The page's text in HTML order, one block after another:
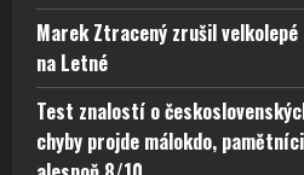
Marek Ztracený zrušil
na Letné
Test znalostí o
chyby projde málokdo,